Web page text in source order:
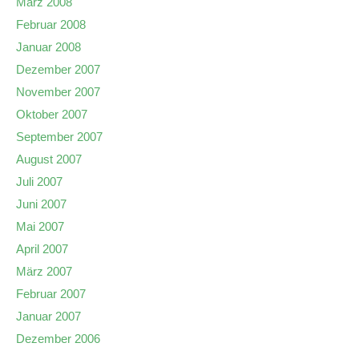
Februar 2008
Januar 2008
Dezember 2007
November 2007
Oktober 2007
September 2007
August 2007
Juli 2007
Juni 2007
Mai 2007
April 2007
März 2007
Februar 2007
Januar 2007
Dezember 2006